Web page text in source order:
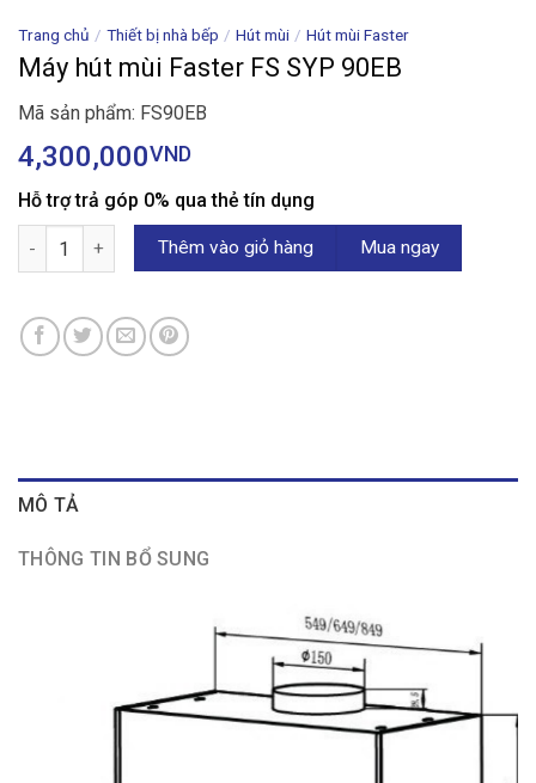
Trang chủ / Thiết bị nhà bếp / Hút mùi / Hút mùi Faster
Máy hút mùi Faster FS SYP 90EB
Mã sản phẩm: FS90EB
4,300,000VND
Hỗ trợ trả góp 0% qua thẻ tín dụng
Máy hút mùi Faster FS SYP 90EB số lượng
Thêm vào giỏ hàng Mua ngay
MÔ TẢ
THÔNG TIN BỔ SUNG